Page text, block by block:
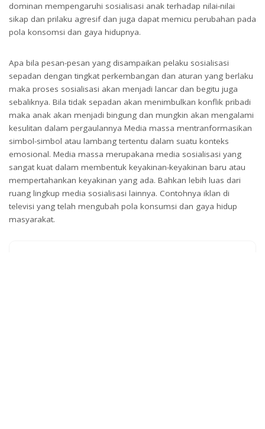
dominan mempengaruhi sosialisasi anak terhadap nilai-nilai
sikap dan prilaku agresif dan juga dapat memicu perubahan pada
pola konsomsi dan gaya hidupnya.
Apa bila pesan-pesan yang disampaikan pelaku sosialisasi
sepadan dengan tingkat perkembangan dan aturan yang berlaku
maka proses sosialisasi akan menjadi lancar dan begitu juga
sebaliknya. Bila tidak sepadan akan menimbulkan konflik pribadi
maka anak akan menjadi bingung dan mungkin akan mengalami
kesulitan dalam pergaulannya Media massa mentranformasikan
simbol-simbol atau lambang tertentu dalam suatu konteks
emosional. Media massa merupakana media sosialisasi yang
sangat kuat dalam membentuk keyakinan-keyakinan baru atau
mempertahankan keyakinan yang ada. Bahkan lebih luas dari
ruang lingkup media sosialisasi lainnya. Contohnya iklan di
televisi yang telah mengubah pola konsumsi dan gaya hidup
masyarakat.